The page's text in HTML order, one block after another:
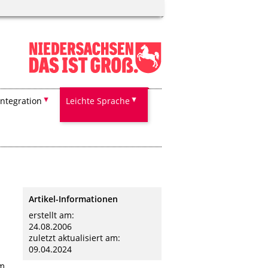
Leichte Sprache
Artikel-Informationen
erstellt am:
24.08.2006
zuletzt aktualisiert am:
09.04.2024